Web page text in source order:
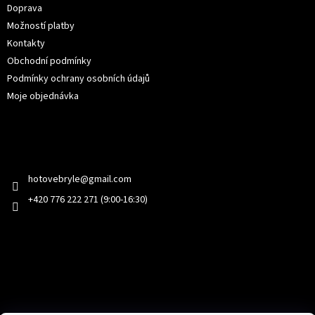
Doprava
Možností platby
Kontakty
Obchodní podmínky
Podmínky ochrany osobních údajů
Moje objednávka
hotovebryle@gmail.com
+420 776 222 271 (9:00-16:30)